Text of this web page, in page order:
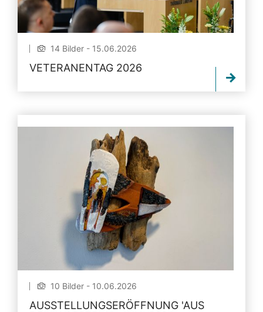
14 Bilder - 15.06.2026
VETERANENTAG 2026
10 Bilder - 10.06.2026
AUSSTELLUNGSERÖFFNUNG 'AUS